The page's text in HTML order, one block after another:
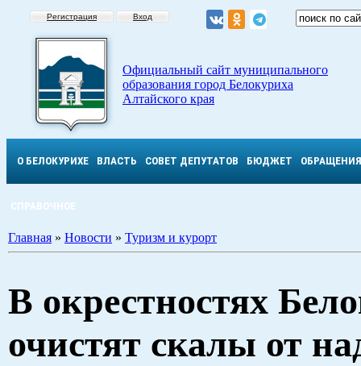
Регистрация Вход
Официальный сайт муниципального
образования город Белокуриха
Алтайского края
О БЕЛОКУРИХЕ ВЛАСТЬ СОВЕТ ДЕПУТАТОВ БЮДЖЕТ ОБРАЩЕНИЯ
СПРАВОЧНОЕ
Главная » Новости » Туризм и курорт
В окрестностях
очистят скалы от